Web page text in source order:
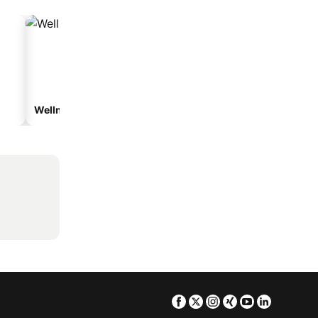
Wellnesshotels
Facebook
TwitterInstagram
XingYoutube